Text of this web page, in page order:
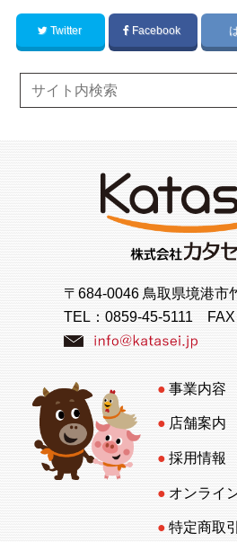
Twitter Facebook
〒684-0046 鳥取県境港市
TEL： 0859-45-5111 FAX
事業内容
店舗案内
採用情報
オンライ
特定商取